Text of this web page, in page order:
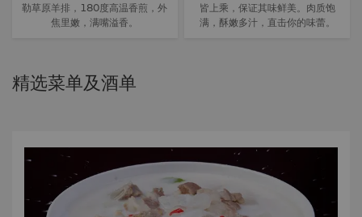
勒草原羊排，180度高温香煎，外
焦里嫩，满嘴溢香。
皆上乘，保证其味鲜美。肉质饱
满，酥嫩多汁，直击你的味蕾。
精选菜单及酒单